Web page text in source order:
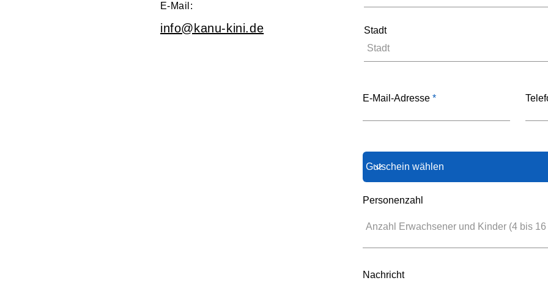
E-Mail:
info@kanu-kini.de Stadt
E-Mail-Adresse
Personenzahl
Nachricht